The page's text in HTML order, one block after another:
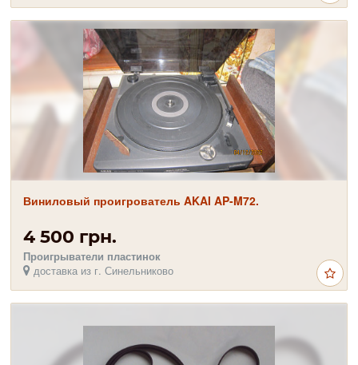
Виниловый проигрователь AKAI AP-M72.
4 500 грн.
Проигрыватели пластинок
доставка из г. Синельниково